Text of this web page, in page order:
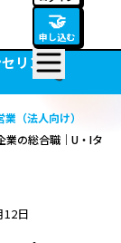
🤝
申し込む
リン
（法人向け）
業の総合職｜U・Iタ
12日